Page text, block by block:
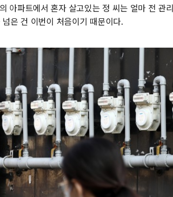
아파트에서 혼자 살고있는 정 씨는 얼마 전 관
은 건 이번이 처음이기 때문이다.